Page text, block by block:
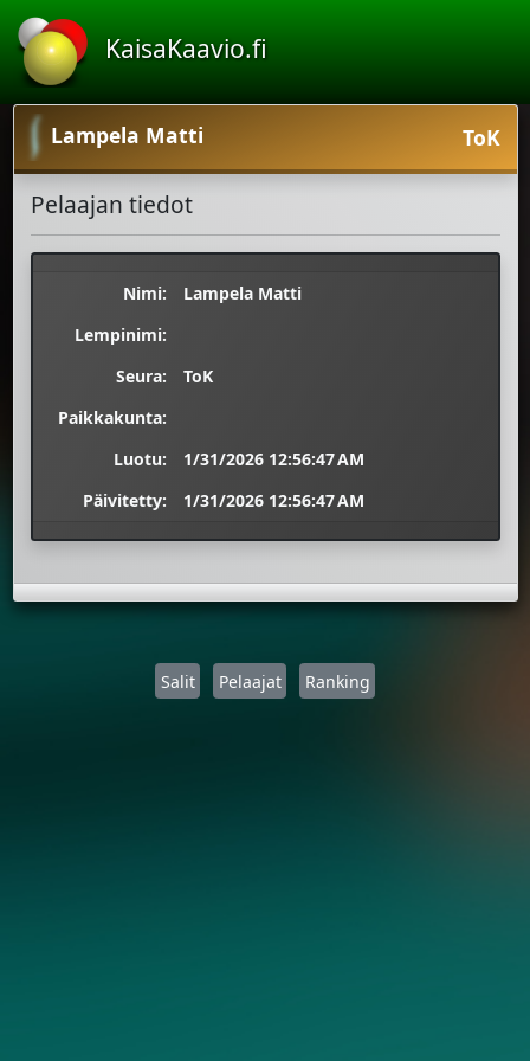
KaisaKaavio.fi
Lampela Matti ToK
Pelaajan tiedot
Nimi:
Lampela Matti
Lempinimi:
Seura:
ToK
Paikkakunta:
Luotu:
1/31/2026 12:56:47 AM
Päivitetty:
1/31/2026 12:56:47 AM
Salit Pelaajat Ranking